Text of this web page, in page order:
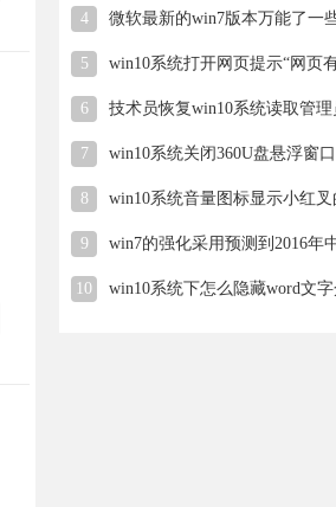
4 微软最新的win7版本万能了一
5
6
7 win10系统关闭360U盘悬浮窗
8 win10系统音量图标显示小红
9 win7的强化采用预测到2016年
10 win10系统下怎么隐藏word文